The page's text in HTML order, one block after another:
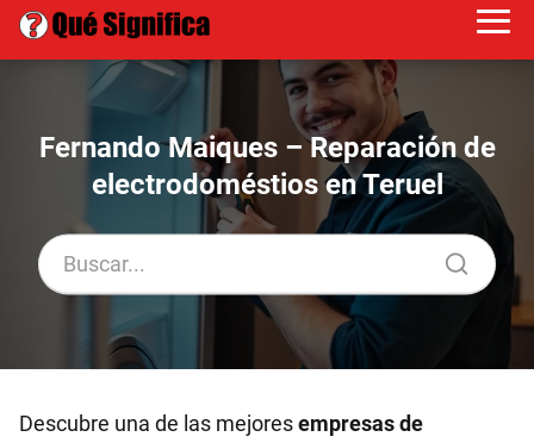
Fernando Maiques – Reparación de
electrodoméstios en Teruel
Descubre una de las mejoresempresas de